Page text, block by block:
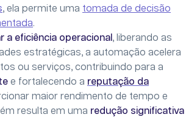
, ela permite uma tomada de decisão
.
a eficiência operacional , liberando as
estratégicas, a automação acelera
ou serviços, contribuindo para a
e fortalecendo a reputação da
maior rendimento de tempo e
resulta em uma redução significativa